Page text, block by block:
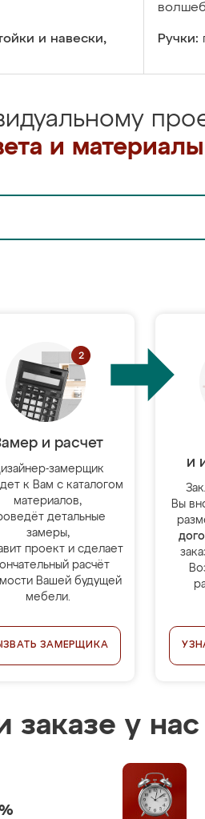
и навески,
Ручки:
и материалы
и расчет
замерщик
к Вам с каталогом
материалов,
детальные
замеры,
проект и сделает
расчёт
Вашей будущей
мебели.
ЗАМЕРЩИКА
и
Вы
заказе у нас